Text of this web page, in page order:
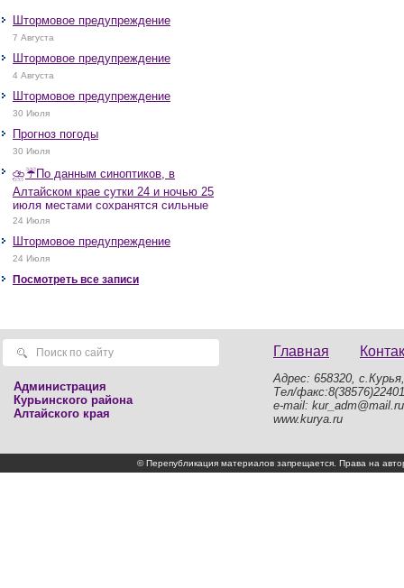
Штормовое предупреждение
7 Августа
Штормовое предупреждение
4 Августа
Штормовое предупреждение
30 Июля
Прогноз погоды
30 Июля
⛈️☔️По данным синоптиков, в
Алтайском крае сутки 24 и ночью 25
июля местами сохранятся сильные
дожди, грозы, при грозах очень
крупный град, шквалистое усиление
ветра до 17-22 м/с, местами порывы
25 м/с и более.
24 Июля
Штормовое предупреждение
24 Июля
Посмотреть все записи
Администрация
Курьинского района
Алтайского края
Главная
Адрес: 658320,
Тел/факс:8(38576)22401
e-mail: kur_adm@mail.ru
www.kurya.ru
© Перепубликация материалов запрещается. Права